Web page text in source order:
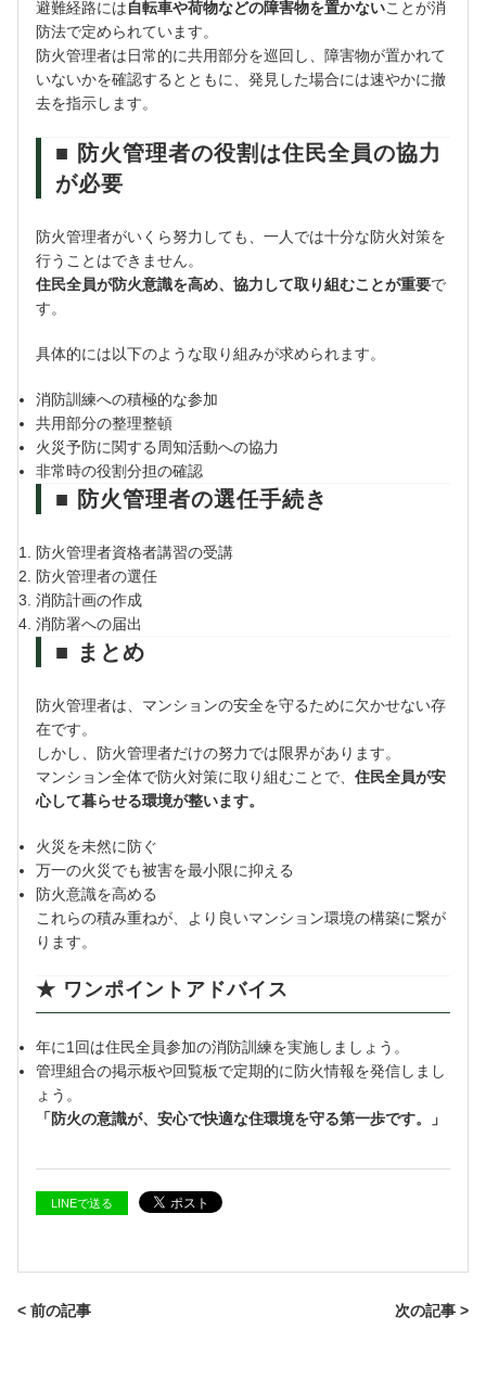
避難経路には自転車や荷物などの障害物を置かないことが消
防法で定められています。
防火管理者は日常的に共用部分を巡回し、障害物が置かれて
いないかを確認するとともに、発見した場合には速やかに撤
去を指示します。
■ 防火管理者の役割は住民全員の協力
が必要
防火管理者がいくら努力しても、一人では十分な防火対策を
行うことはできません。
住民全員が防火意識を高め、協力して取り組むことが重要で
す。
具体的には以下のような取り組みが求められます。
消防訓練への積極的な参加
共用部分の整理整頓
火災予防に関する周知活動への協力
非常時の役割分担の確認
■ 防火管理者の選任手続き
防火管理者資格者講習の受講
防火管理者の選任
消防計画の作成
消防署への届出
■ まとめ
防火管理者は、マンションの安全を守るために欠かせない存
在です。
しかし、防火管理者だけの努力では限界があります。
マンション全体で防火対策に取り組むことで、 住民全員が安
心して暮らせる環境が整います。
火災を未然に防ぐ
万一の火災でも被害を最小限に抑える
防火意識を高める
これらの積み重ねが、より良いマンション環境の構築に繋が
ります。
★ ワンポイントアドバイス
年に1回は住民全員参加の消防訓練を実施しましょう。
管理組合の掲示板や回覧板で定期的に防火情報を発信しまし
ょう。
「防火の意識が、安心で快適な住環境を守る第一歩です。」
LINEで送る
< 前の記事 次の記事 >